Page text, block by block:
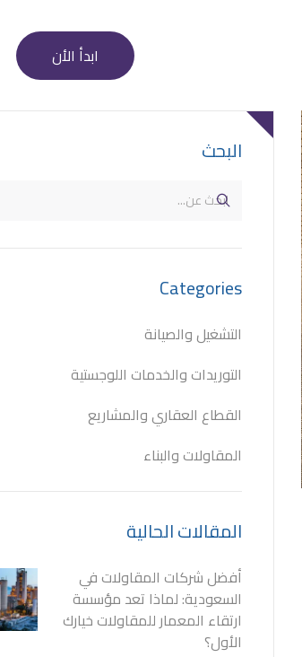
ابدأ الأن
البحث
Categories
التشغيل والصيانة
التوريدات والخدمات اللوجستية
القطاع العقاري والمشاريع
المقاولات والبناء
المقالات الحالية
أفضل شركات المقاولات في
السعودية: لماذا تعد مؤسسة
ارتقاء المعمار للمقاولات خيارك
الأول؟